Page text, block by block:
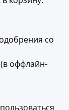
со
оффлайн-